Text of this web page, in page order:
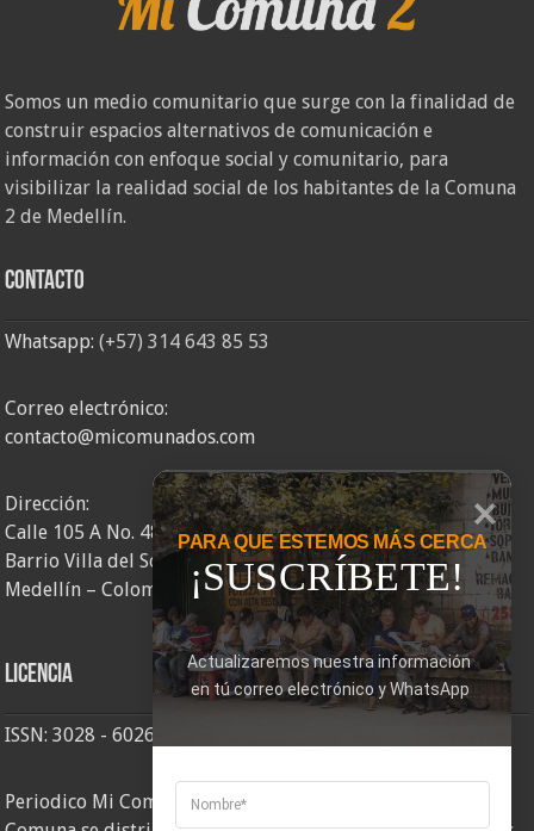
Somos un medio comunitario que surge con la finalidad de
construir espacios alternativos de comunicación e
información con enfoque social y comunitario, para
visibilizar la realidad social de los habitantes de la Comuna
2 de Medellín.
Contacto
Whatsapp:(+57) 314 643 85 53
Correo electrónico:
contacto@micomunados.com
Dirección:
Calle 105 A No. 48AA – 58
Barrio Villa del Socorro
Medellín – Colombia
Licencia
ISSN: 3028 - 6026
Periodico Mi Comuna 2, elaborado por Corporación Mi
PARA QUE ESTEMOS MÁS CERCA
¡SUSCRÍBETE!
Actualizaremos nuestra información
en tú correo electrónico y WhatsApp